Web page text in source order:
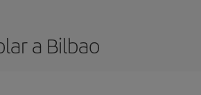
a Bilbao